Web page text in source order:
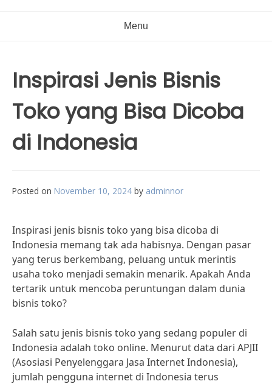
Menu
Inspirasi Jenis Bisnis
Toko yang Bisa Dicoba
di Indonesia
Posted on November 10, 2024 by adminnor
Inspirasi jenis bisnis toko yang bisa dicoba di
Indonesia memang tak ada habisnya. Dengan pasar
yang terus berkembang, peluang untuk merintis
usaha toko menjadi semakin menarik. Apakah Anda
tertarik untuk mencoba peruntungan dalam dunia
bisnis toko?
Salah satu jenis bisnis toko yang sedang populer di
Indonesia adalah toko online. Menurut data dari APJII
(Asosiasi Penyelenggara Jasa Internet Indonesia),
jumlah pengguna internet di Indonesia terus